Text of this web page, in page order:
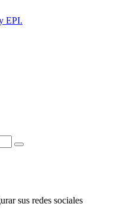
sus redes sociales